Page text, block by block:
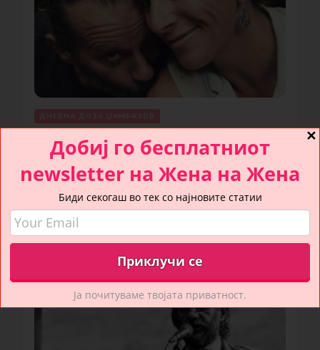
Љубовта е толку добра…
JUNE 28, 2021
✕
Добиј го бесплатниот
newsletter на Жена на Жена
Биди секогаш во тек со најновите статии
Ја почитуваме твојата приватност.